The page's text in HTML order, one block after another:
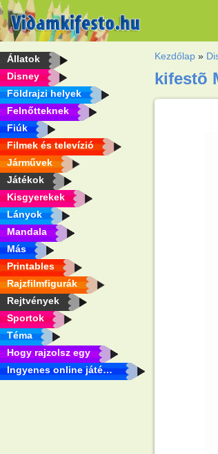
Állatok
Disney
Földrajzi helyek
Felnőtteknek
Fiúk
Filmek és televízió
Járművek
Játékok
Kisgyerekek
Lányok
Mandala
Más
Printables
Rajzfilmfigurák
Rejtvények
Sportok
Téma
Hogy rajzolsz egy
Ingyenes online játékok
Kezdőlap »
kifestõ